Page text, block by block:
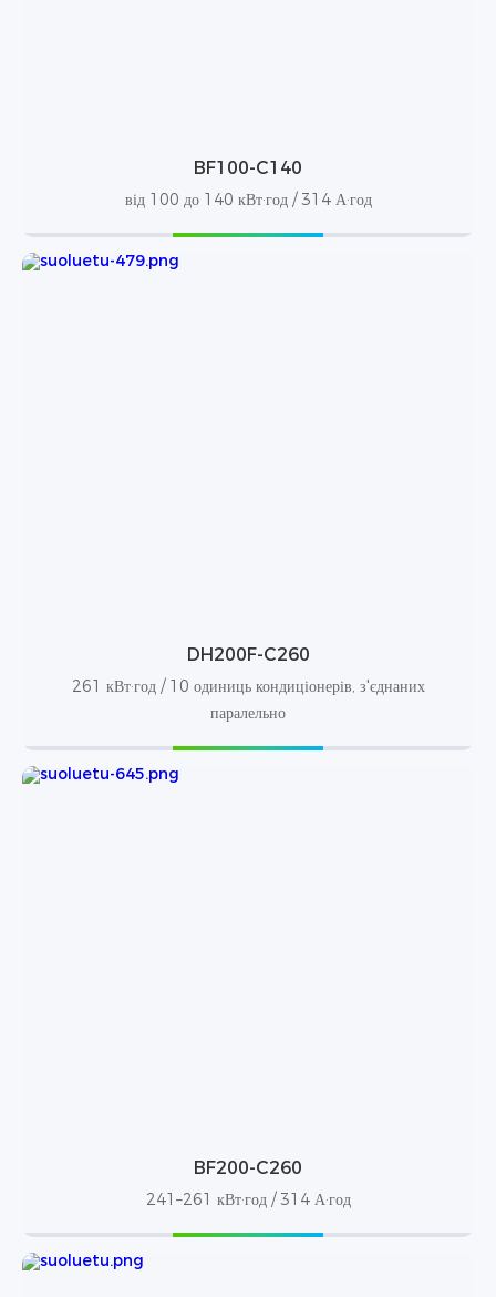
BF100-C140
від 100 до 140 кВт·год / 314 А·год
DH200F-C260
261 кВт·год / 10 одиниць кондиціонерів, з'єднаних
паралельно
BF200-C260
241–261 кВт·год / 314 А·год